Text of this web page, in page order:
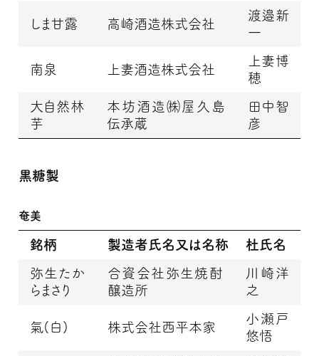
しま甘露 高崎酒造株式会社
渡邉新
一
南泉 上妻酒造株式会社
上妻博
穂
大自然林
芋
本坊酒造㈱屋久島
伝承蔵
田中智
彦
黒糖製
奄美
銘柄 製造者氏名又は名称 杜氏名
弥生たか
らまさり
合資会社弥生焼酎
醸造所
川崎洋
之
氣(白) 株式会社西平本家
小瀬戸
悠悟